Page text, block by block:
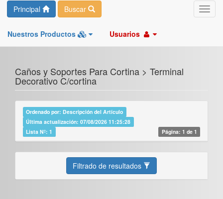
Principal Buscar
Nuestros Productos Usuarios
Caños y Soportes Para Cortina > Terminal
Decorativo C/cortina
Ordenado por: Descripción del Artículo
Última actualización: 07/08/2026 11:25:28
Lista Nº: 1
Página: 1 de 1
Filtrado de resultados